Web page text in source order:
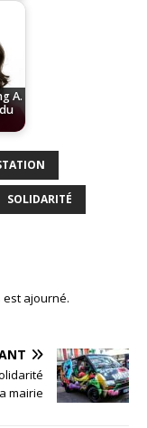
A.
SOLIDARITÉ
est ajourné.
mairie